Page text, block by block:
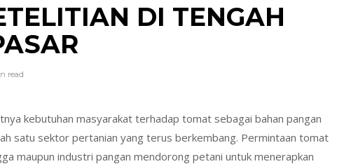
DI TENGAH
read
kebutuhan masyarakat terhadap tomat sebagai bahan pangan
satu sektor pertanian yang terus berkembang. Permintaan tomat
maupun industri pangan mendorong petani untuk menerapkan